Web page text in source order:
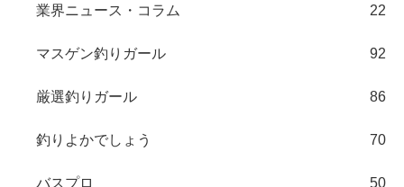
業界ニュース・コラム 22
マスゲン釣りガール 92
厳選釣りガール 86
釣りよかでしょう 70
バスプロ 50